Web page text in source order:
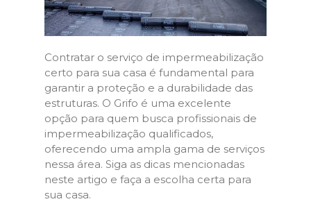
Contratar o serviço de impermeabilização
certo para sua casa é fundamental para
garantir a proteção e a durabilidade das
estruturas. O Grifo é uma excelente
opção para quem busca profissionais de
impermeabilização qualificados,
oferecendo uma ampla gama de serviços
nessa área. Siga as dicas mencionadas
neste artigo e faça a escolha certa para
sua casa.